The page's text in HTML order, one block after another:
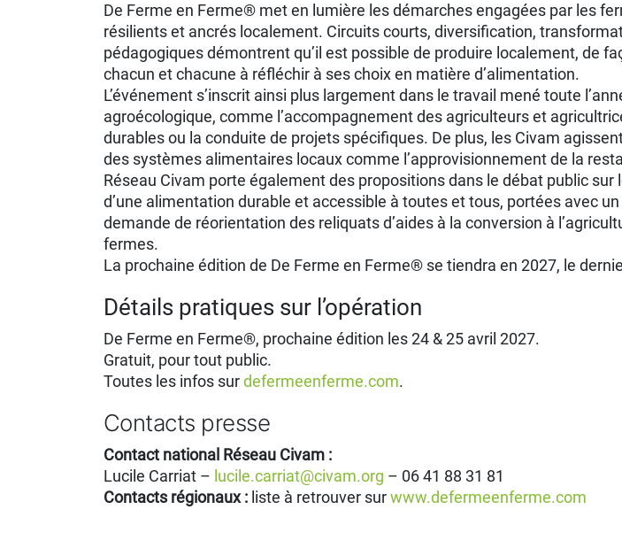
De Ferme en Ferme® met en lumière les démarches engagées par les
résilients et ancrés localement. Circuits courts, diversification,
pédagogiques démontrent qu’il est possible de produire localement, de
chacun et chacune à réfléchir à ses choix en matière d’alimentation.
L’événement s’inscrit ainsi plus largement dans le travail mené toute
agroécologique, comme l’accompagnement des agriculteurs et
durables ou la conduite de projets spécifiques. De plus, les Civam
des systèmes alimentaires locaux comme l’approvisionnement de la
Réseau Civam porte également des propositions dans le débat public
d’une alimentation durable et accessible à toutes et tous, portées avec
demande de réorientation des reliquats d’aides à la conversion à
fermes.
La prochaine édition de De Ferme en Ferme® se tiendra en 2027, le
Détails pratiques sur l’opération
De Ferme en Ferme®, prochaine édition les 24 & 25 avril 2027.
Gratuit, pour tout public.
Toutes les infos surdefermeenferme.com.
Contacts presse
Contact national Réseau Civam :
Lucile Carriat – lucile.carriat@civam.org – 06 41 88 31 81
Contacts régionaux : liste à retrouver surwww.defermeenferme.com